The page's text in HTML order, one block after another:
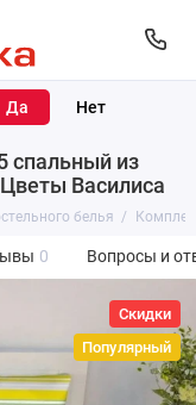
спальный из
Василиса
белья
0 Вопросы и
Скидки
Популярный